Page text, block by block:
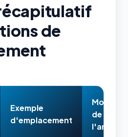
de
Exemple
d'emplacement
Montant
de
l'amende